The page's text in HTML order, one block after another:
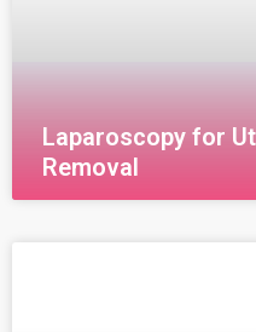
Laparoscopy for
Removal
septoplasty) أو يطلق عليه اسم (Septic resection ) وهي